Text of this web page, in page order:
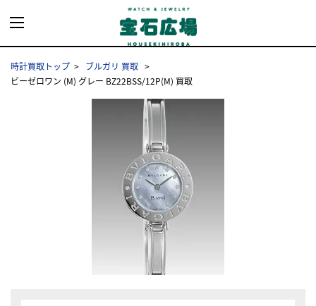
時計買取トップ
ブルガリ 買取
ビーゼロワン (M) グレー BZ22BSS/12P(M) 買取